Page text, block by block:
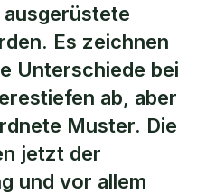
Es zeichnen
Unterschiede bei
ab, aber
Muster. Die
jetzt der
und vor allem